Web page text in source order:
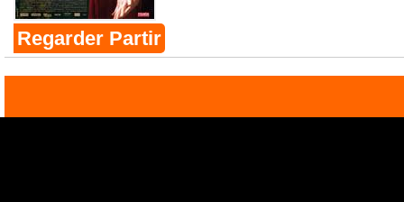
Regarder Partir